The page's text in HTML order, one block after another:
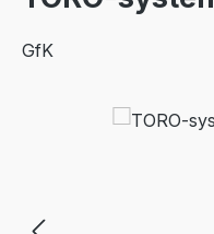
GfK
Bildergalerie